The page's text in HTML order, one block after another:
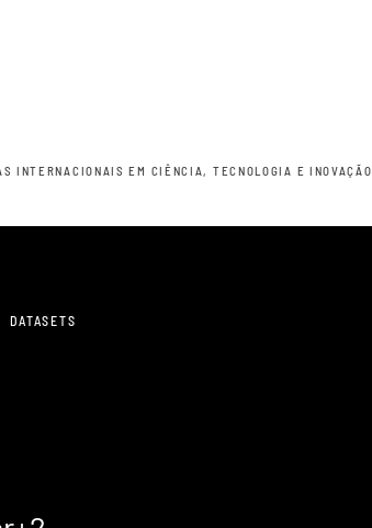
INTERNACIONAIS EM CIÊNCIA, TECNOLOGIA E INOVAÇÃO
DATASETS